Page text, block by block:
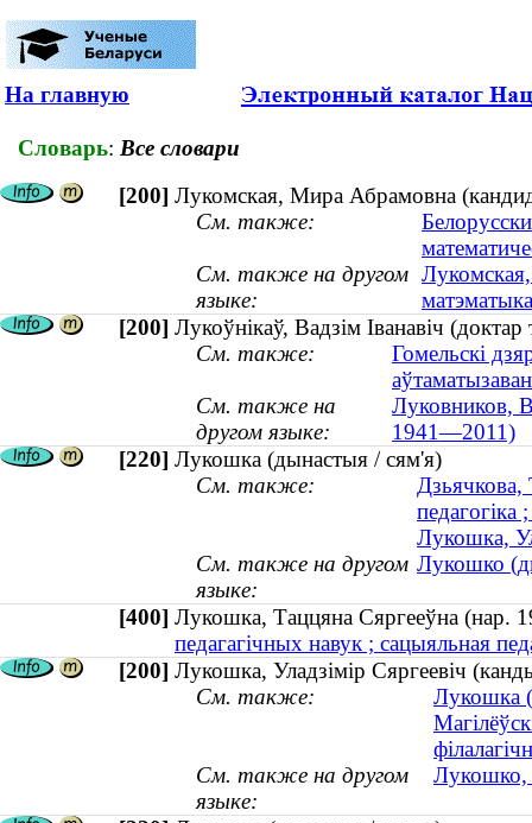
На главную
Словарь: Все словари
[200] Лукомская, Мира Абрамовна
См. также:
См. также на другом
языке:
[200] Лукоўнікаў, Вадзім Іванавіч
См. также:
Гомельскі
См. также на
другом языке:
Луковников,
1941—2011)
[220] Лукошка (дынастыя / сям'я)
См. также:
Дзьячкова,
педагогіка
Лукошка,
См. также на другом
языке:
Лукошко
[400] Лукошка, Таццяна Сяргееўна
педагагічных навук ; сацыяльная
[200] Лукошка, Уладзімір Сяргеевіч
См. также:
Лукошка
См. также на другом
языке:
Лукошко,